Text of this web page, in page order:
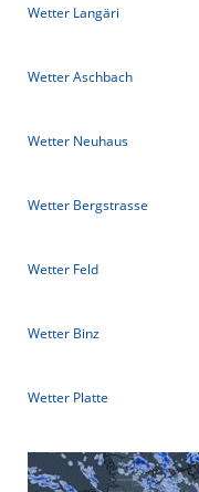
Wetter Langäri
Wetter Aschbach
Wetter Neuhaus
Wetter Bergstrasse
Wetter Feld
Wetter Binz
Wetter Platte